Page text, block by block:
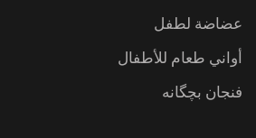
عضاضة لطفل
أواني طعام للأطفال
فنجان بچگانه